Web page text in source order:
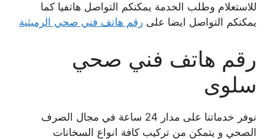
للاستعلام وطلب الخدمة يمكنكم التواصل هاتفيا كما
يمكنكم التواصل ايضا على رقم هاتف فني صحي الرميثية
رقم هاتف فني صحي
سلوى
نوفر خدماتنا على مدار 24 ساعة في مجال الصرف
الصحي و يتمكن من تركيب كافة انواع السخانات